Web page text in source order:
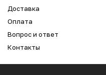
Доставка
Оплата
Вопрос и ответ
Контакты